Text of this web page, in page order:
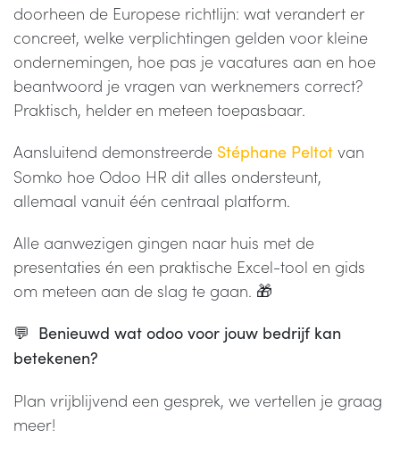
doorheen de Europese richtlijn: wat verandert er
concreet, welke verplichtingen gelden voor kleine
ondernemingen, hoe pas je vacatures aan en hoe
beantwoord je vragen van werknemers correct?
Praktisch, helder en meteen toepasbaar.
Aansluitend demonstreerde Stéphane Peltot van
Somko hoe Odoo HR dit alles ondersteunt,
allemaal vanuit één centraal platform.
Alle aanwezigen gingen naar huis met de
presentaties én een praktische Excel-tool en gids
om meteen aan de slag te gaan. 🎁
💬 Benieuwd wat odoo voor jouw bedrijf kan
betekenen?
Plan vrijblijvend een gesprek, we vertellen je graag
meer!